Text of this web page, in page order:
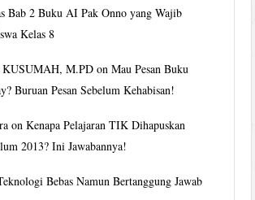
Bab 2 Buku AI Pak Onno yang Wajib
Kelas 8
M.PD onMau Pesan Buku
Buruan Pesan Sebelum Kehabisan!
onKenapa Pelajaran TIK Dihapuskan
2013? Ini Jawabannya!
Bebas Namun Bertanggung Jawab